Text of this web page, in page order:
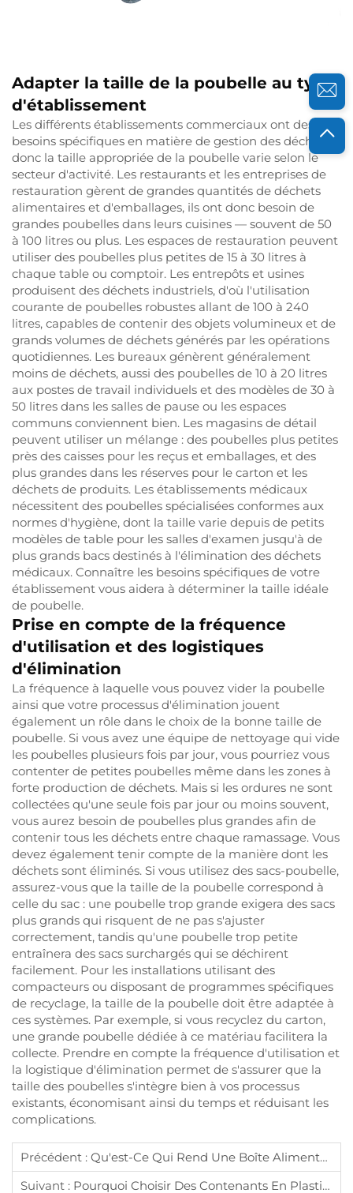
Adapter la taille de la poubelle au type
d'établissement
Les différents établissements commerciaux ont des
besoins spécifiques en matière de gestion des déchets,
donc la taille appropriée de la poubelle varie selon le
secteur d'activité. Les restaurants et les entreprises de
restauration gèrent de grandes quantités de déchets
alimentaires et d'emballages, ils ont donc besoin de
grandes poubelles dans leurs cuisines — souvent de 50
à 100 litres ou plus. Les espaces de restauration peuvent
utiliser des poubelles plus petites de 15 à 30 litres à
chaque table ou comptoir. Les entrepôts et usines
produisent des déchets industriels, d'où l'utilisation
courante de poubelles robustes allant de 100 à 240
litres, capables de contenir des objets volumineux et de
grands volumes de déchets générés par les opérations
quotidiennes. Les bureaux génèrent généralement
moins de déchets, aussi des poubelles de 10 à 20 litres
aux postes de travail individuels et des modèles de 30 à
50 litres dans les salles de pause ou les espaces
communs conviennent bien. Les magasins de détail
peuvent utiliser un mélange : des poubelles plus petites
près des caisses pour les reçus et emballages, et des
plus grandes dans les réserves pour le carton et les
déchets de produits. Les établissements médicaux
nécessitent des poubelles spécialisées conformes aux
normes d'hygiène, dont la taille varie depuis de petits
modèles de table pour les salles d'examen jusqu'à de
plus grands bacs destinés à l'élimination des déchets
médicaux. Connaître les besoins spécifiques de votre
établissement vous aidera à déterminer la taille idéale
de poubelle.
Prise en compte de la fréquence
d'utilisation et des logistiques
d'élimination
La fréquence à laquelle vous pouvez vider la poubelle
ainsi que votre processus d'élimination jouent
également un rôle dans le choix de la bonne taille de
poubelle. Si vous avez une équipe de nettoyage qui vide
les poubelles plusieurs fois par jour, vous pourriez vous
contenter de petites poubelles même dans les zones à
forte production de déchets. Mais si les ordures ne sont
collectées qu'une seule fois par jour ou moins souvent,
vous aurez besoin de poubelles plus grandes afin de
contenir tous les déchets entre chaque ramassage. Vous
devez également tenir compte de la manière dont les
déchets sont éliminés. Si vous utilisez des sacs-poubelle,
assurez-vous que la taille de la poubelle correspond à
celle du sac : une poubelle trop grande exigera des sacs
plus grands qui risquent de ne pas s'ajuster
correctement, tandis qu'une poubelle trop petite
entraînera des sacs surchargés qui se déchirent
facilement. Pour les installations utilisant des
compacteurs ou disposant de programmes spécifiques
de recyclage, la taille de la poubelle doit être adaptée à
ces systèmes. Par exemple, si vous recyclez du carton,
une grande poubelle dédiée à ce matériau facilitera la
collecte. Prendre en compte la fréquence d'utilisation et
la logistique d'élimination permet de s'assurer que la
taille des poubelles s'intègre bien à vos processus
existants, économisant ainsi du temps et réduisant les
complications.
Précédent : Qu'est-Ce Qui Rend Une Boîte Alimentaire Adaptée Aux Produits Frais ?
Suivant : Pourquoi Choisir Des Contenants En Plastique Pour Les Aliments Et Les Matières Premières ?